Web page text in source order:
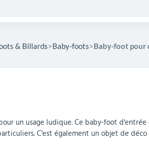
parking
& Billards Baby-foots Baby-foot pour
un usage ludique. Ce baby-foot
C'est également un objet de déco